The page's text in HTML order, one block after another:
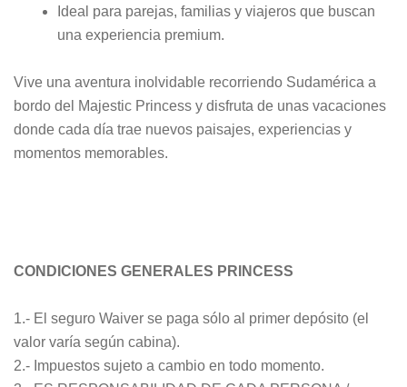
Ideal para parejas, familias y viajeros que buscan
una experiencia premium.
Vive una aventura inolvidable recorriendo Sudamérica a
bordo del Majestic Princess y disfruta de unas vacaciones
donde cada día trae nuevos paisajes, experiencias y
momentos memorables.
CONDICIONES GENERALES PRINCESS
1.- El seguro Waiver se paga sólo al primer depósito (el
valor varía según cabina).
2.- Impuestos sujeto a cambio en todo momento.